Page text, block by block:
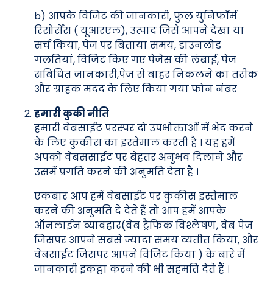
b) आपके विजिट की जानकारी, फुल युनिफॉर्म
रिसोर्सेस ( यूआरएल), उत्पाद जिसे आपने देखा या
सर्च किया, पेज पर बिताया समय, डाउनलोड
गलतियां, विजिट किए गए पेजेस की लंबाई, पेज
संबिधित जानकारी,पेज से बाहर निकलने का तरीक
और ग्राहक मदद के लिए किया गया फोन नंबर
हमारी कुकी नीति
हमारी वेबसाईट परस्पर दो उपभोक्ताओं में भेद करने
के लिए कुकीस का इस्तेमाल करती है । यह हमें
अपको वेबससाईट पर बेहतर अनुभव दिलाने और
उसमें प्रगति करने की अनुमति देता है ।
एकबार आप हमें वेबसाईट पर कुकीस इस्तेमाल
करने की अनुमति दे देते हैं तो आप हमें आपके
ऑनलाईन व्यावहार(वेब ट्रैफिक विश्लेषण, वेब पेज
जिसपर आपने सबसे ज्यादा समय व्यतीत किया, और
वेबसाईट जिसपर आपने विजिट किया ) के बारे में
जानकारी इकट्ठा करने की भी सहमति देते हैं ।